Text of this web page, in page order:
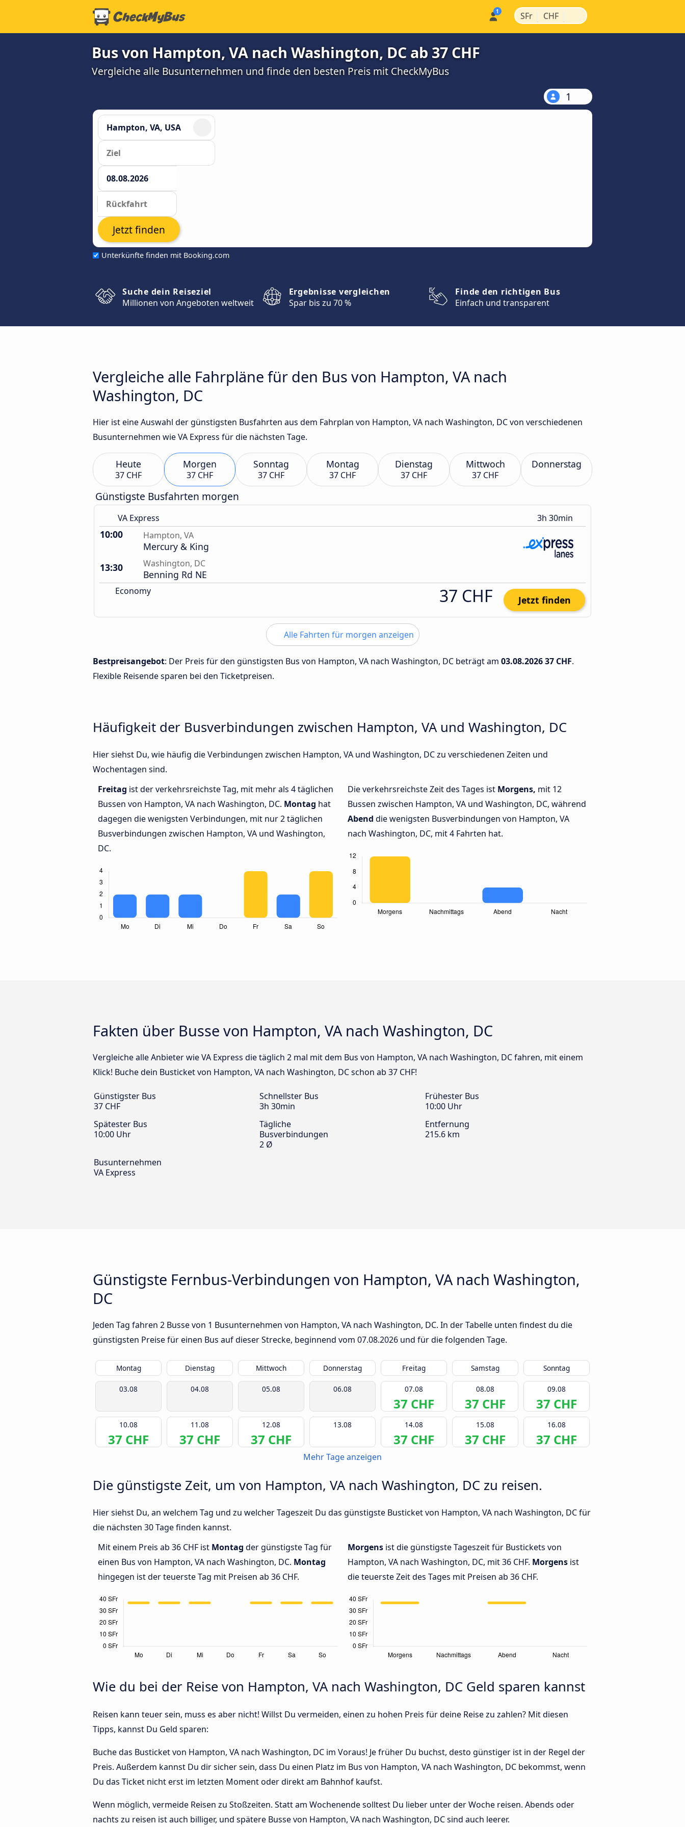
SFr | CHF |
Bus von Hampton, VA nach Washington, DC ab 37 CHF
Vergleiche alle Busunternehmen und finde den besten Preis mit CheckMyBus
1
Unterkünfte finden mit Booking.com
Jetzt finden
Suche dein Reiseziel
Millionen von Angeboten weltweit
Ergebnisse vergleichen
Spar bis zu 70 %
Finde den richtigen Bus
Einfach und transparent
Vergleiche alle Fahrpläne für den Bus von Hampton, VA nach
Washington, DC
Hier ist eine Auswahl der günstigsten Busfahrten aus dem Fahrplan von Hampton, VA nach Washington, DC von verschiedenen
Busunternehmen wie VA Express für die nächsten Tage.
Heute
37 CHF
Morgen
37 CHF
Sonntag
37 CHF
Montag
37 CHF
Dienstag
37 CHF
Mittwoch
37 CHF
Donnerstag
Günstigste Busfahrten morgen
VA Express 3h 30min
10:00 Hampton, VA
Mercury & King
13:30
Washington, DC
Benning Rd NE
Economy 37 CHF Jetzt finden
Alle Fahrten für morgen anzeigen
Bestpreisangebot: Der Preis für den günstigsten Bus von Hampton, VA nach Washington, DC beträgt am 03.08.202637 CHF.
Flexible Reisende sparen bei den Ticketpreisen.
Häufigkeit der Busverbindungen zwischen Hampton, VA und Washington, DC
Hier siehst Du, wie häufig die Verbindungen zwischen Hampton, VA und Washington, DC zu verschiedenen Zeiten und
Wochentagen sind.
Freitag ist der verkehrsreichste Tag, mit mehr als 4 täglichen
Bussen von Hampton, VA nach Washington, DC. Montag hat
dagegen die wenigsten Verbindungen, mit nur 2 täglichen
Busverbindungen zwischen Hampton, VA und Washington,
DC.
Die verkehrsreichste Zeit des Tages ist Morgens, mit 12
Bussen zwischen Hampton, VA und Washington, DC, während
Abend die wenigsten Busverbindungen von Hampton, VA
nach Washington, DC, mit 4 Fahrten hat.
Fakten über Busse von Hampton, VA nach Washington, DC
Vergleiche alle Anbieter wie VA Express die täglich 2 mal mit dem Bus von Hampton, VA nach Washington, DC fahren, mit einem
Klick! Buche dein Busticket von Hampton, VA nach Washington, DC schon ab 37 CHF!
Günstigster Bus
37 CHF
Schnellster Bus
3h 30min
Frühester Bus
10:00 Uhr
Spätester Bus
10:00 Uhr
Tägliche
Busverbindungen
2 Ø
Entfernung
215.6 km
Busunternehmen
VA Express
Günstigste Fernbus-Verbindungen von Hampton, VA nach Washington,
DC
Jeden Tag fahren 2 Busse von 1 Busunternehmen von Hampton, VA nach Washington, DC. In der Tabelle unten findest du die
günstigsten Preise für einen Bus auf dieser Strecke, beginnend vom 07.08.2026 und für die folgenden Tage.
Montag Dienstag Mittwoch Donnerstag Freitag Samstag Sonntag
03.08 04.08 05.08 06.08 07.08
37 CHF
08.08
37 CHF
09.08
37 CHF
10.08
37 CHF
11.08
37 CHF
12.08
37 CHF
13.08 14.08
37 CHF
15.08
37 CHF
16.08
37 CHF
Mehr Tage anzeigen
Die günstigste Zeit, um von Hampton, VA nach Washington, DC zu reisen.
Hier siehst Du, an welchem Tag und zu welcher Tageszeit Du das günstigste Busticket von Hampton, VA nach Washington, DC für
die nächsten 30 Tage finden kannst.
Mit einem Preis ab 36 CHF ist Montag der günstigste Tag für
einen Bus von Hampton, VA nach Washington, DC. Montag
hingegen ist der teuerste Tag mit Preisen ab 36 CHF.
Morgens ist die günstigste Tageszeit für Bustickets von
Hampton, VA nach Washington, DC, mit 36 CHF. Morgens ist
die teuerste Zeit des Tages mit Preisen ab 36 CHF.
Wie du bei der Reise von Hampton, VA nach Washington, DC Geld sparen kannst
Reisen kann teuer sein, muss es aber nicht! Willst Du vermeiden, einen zu hohen Preis für deine Reise zu zahlen? Mit diesen
Tipps, kannst Du Geld sparen:
Buche das Busticket von Hampton, VA nach Washington, DC im Voraus! Je früher Du buchst, desto günstiger ist in der Regel der
Preis. Außerdem kannst Du dir sicher sein, dass Du einen Platz im Bus von Hampton, VA nach Washington, DC bekommst, wenn
Du das Ticket nicht erst im letzten Moment oder direkt am Bahnhof kaufst.
Wenn möglich, vermeide Reisen zu Stoßzeiten. Statt am Wochenende solltest Du lieber unter der Woche reisen. Abends oder
nachts zu reisen ist auch billiger, und spätere Busse von Hampton, VA nach Washington, DC sind auch leerer.